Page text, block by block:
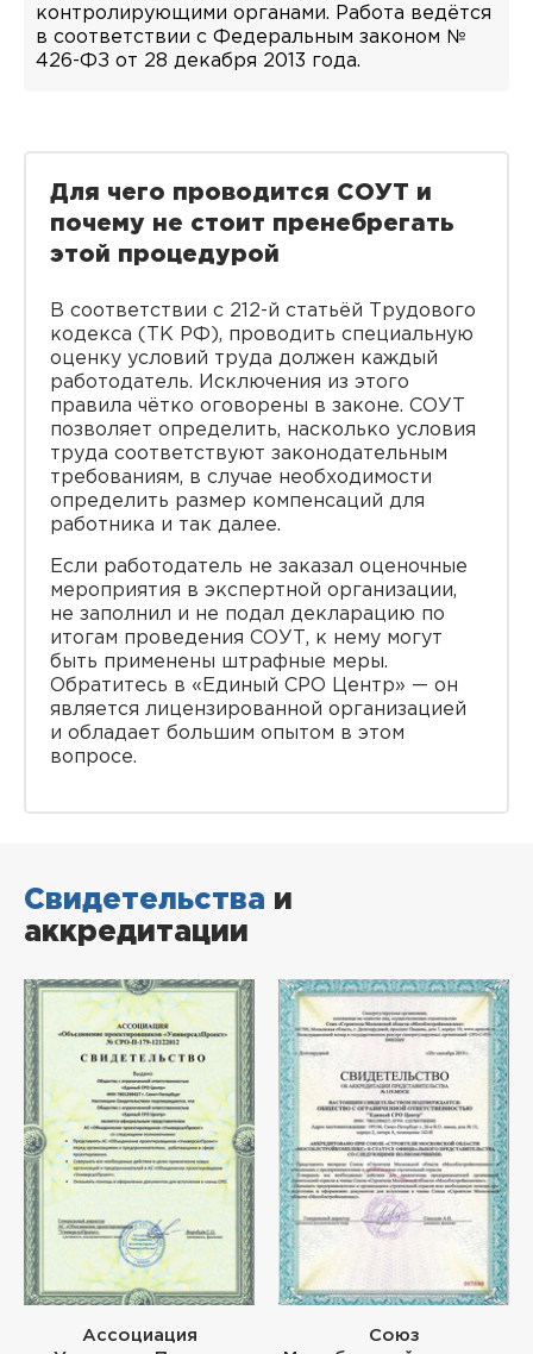
контролирующими органами. Работа ведётся
в соответствии с Федеральным законом №
426-ФЗ от 28 декабря 2013 года.
Для чего проводится СОУТ и
почему не стоит пренебрегать
этой процедурой
В соответствии с 212-й статьёй Трудового
кодекса (ТК РФ), проводить специальную
оценку условий труда должен каждый
работодатель. Исключения из этого
правила чётко оговорены в законе. СОУТ
позволяет определить, насколько условия
труда соответствуют законодательным
требованиям, в случае необходимости
определить размер компенсаций для
работника и так далее.
Если работодатель не заказал оценочные
мероприятия в экспертной организации,
не заполнил и не подал декларацию по
итогам проведения СОУТ, к нему могут
быть применены штрафные меры.
Обратитесь в «Единый СРО Центр» — он
является лицензированной организацией
и обладает большим опытом в этом
вопросе.
Свидетельства и
аккредитации
Ассоциация
Союз